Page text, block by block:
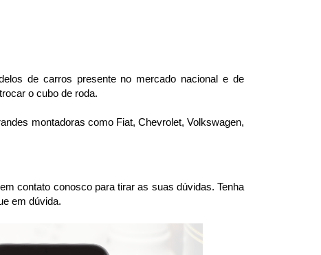
de carros presente no mercado nacional e de
o cubo de roda.
montadoras como Fiat, Chevrolet, Volkswagen,
contato conosco para tirar as suas dúvidas. Tenha
em dúvida.